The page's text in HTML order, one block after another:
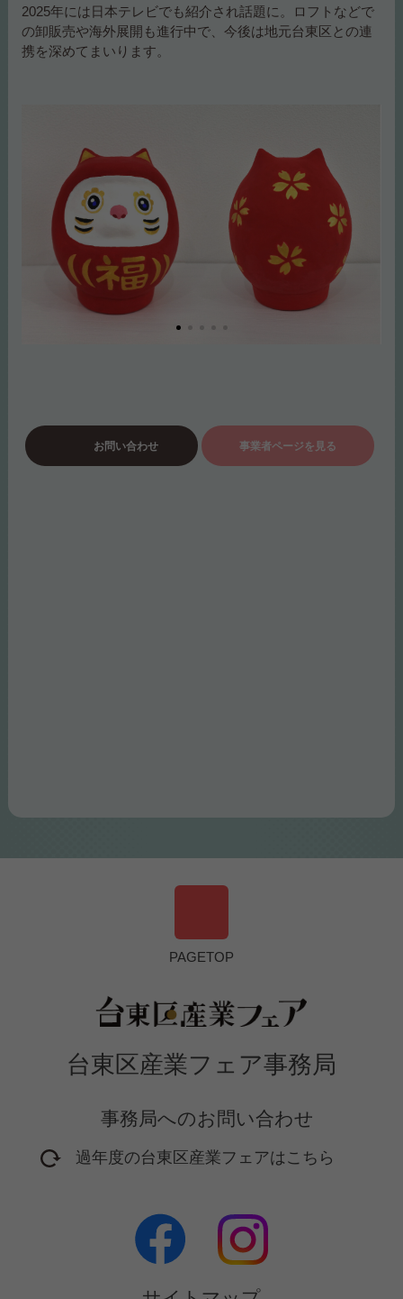
2025年には日本テレビでも紹介され話題に。ロフトなどで
の卸販売や海外展開も進行中で、今後は地元台東区との連
携を深めてまいります。
お問い合わせ 事業者ページを見る
台東区産業フェア事務局
事務局へのお問い合わせ
過年度の台東区産業フェアはこちら
2017年開催フェア
2018年開催フェア
PAGETOP